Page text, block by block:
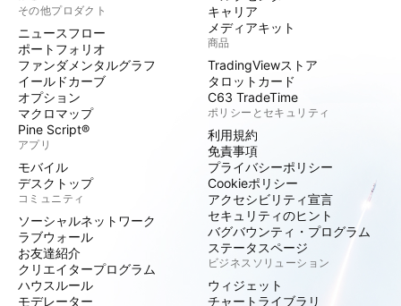
その他プロダクト
ニュースフロー
ポートフォリオ
ファンダメンタルグラフ
イールドカーブ
オプション
マクロマップ
Pine Script®
アプリ
モバイル
デスクトップ
コミュニティ
ソーシャルネットワーク
ラブウォール
お友達紹介
クリエイタープログラム
ハウスルール
モデレーター
キャリア
メディアキット
商品
TradingViewストア
タロットカード
C63 TradeTime
ポリシーとセキュリティ
利用規約
免責事項
プライバシーポリシー
Cookieポリシー
アクセシビリティ宣言
セキュリティのヒント
バグバウンティ・プログラム
ステータスページ
ビジネスソリューション
ウィジェット
チャートライブラリ